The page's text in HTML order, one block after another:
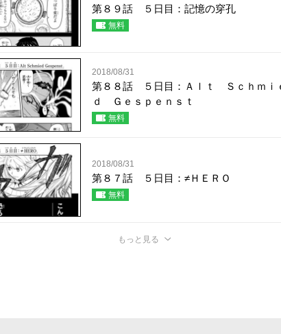
第８９話 ５日目：記憶の穿孔
無料
2018/08/31
第８８話 ５日目：Ａｌｔ Ｓｃｈｍｉ
ｄ Ｇｅｓｐｅｎｓｔ
無料
2018/08/31
第８７話 ５日目：≠ＨＥＲＯ
無料
もっと見る